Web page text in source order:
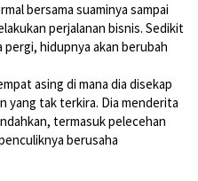
bersama suaminya sampai
perjalanan bisnis. Sedikit
hidupnya akan berubah
asing di mana dia disekap
yang tak terkira. Dia menderita
termasuk pelecehan
berusaha